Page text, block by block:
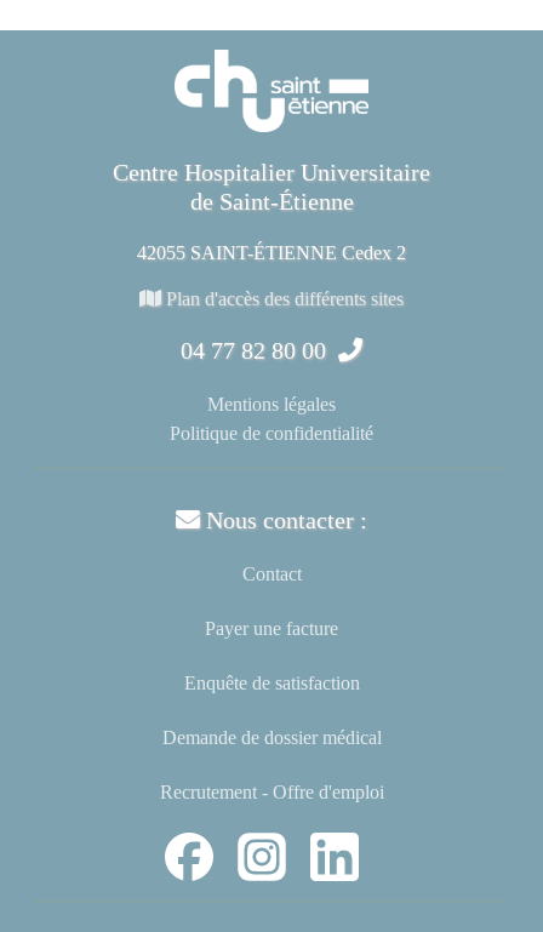
Centre Hospitalier Universitaire
de Saint-Étienne
42055 SAINT-ÉTIENNE Cedex 2
Plan d'accès des différents sites
04 77 82 80 00
Mentions légales
Politique de confidentialité
Nous contacter :
Contact
Payer une facture
Enquête de satisfaction
Demande de dossier médical
Recrutement - Offre d'emploi